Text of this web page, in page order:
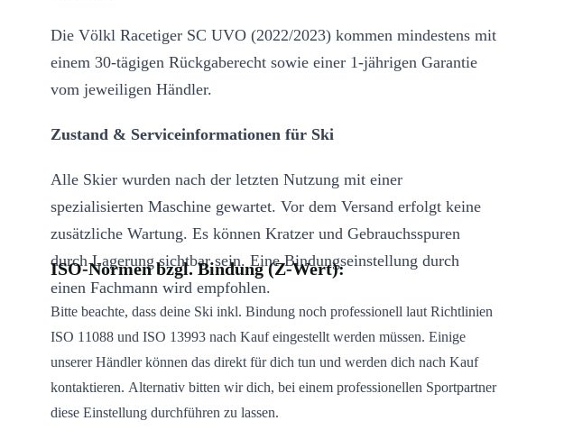
Die Völkl Racetiger SC UVO (2022/2023) kommen mindestens mit
einem 30-tägigen Rückgaberecht sowie einer 1-jährigen Garantie
vom jeweiligen Händler.
Zustand & Serviceinformationen für Ski
Alle Skier wurden nach der letzten Nutzung mit einer
spezialisierten Maschine gewartet. Vor dem Versand erfolgt keine
zusätzliche Wartung. Es können Kratzer und Gebrauchsspuren
durch Lagerung sichtbar sein. Eine Bindungseinstellung durch
einen Fachmann wird empfohlen.
ISO-Normen bzgl. Bindung (Z-Wert):
Bitte beachte, dass deine Ski inkl. Bindung noch professionell laut Richtlinien
ISO 11088 und ISO 13993 nach Kauf eingestellt werden müssen. Einige
unserer Händler können das direkt für dich tun und werden dich nach Kauf
kontaktieren. Alternativ bitten wir dich, bei einem professionellen Sportpartner
diese Einstellung durchführen zu lassen.